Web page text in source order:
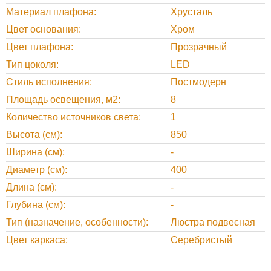
Материал плафона
Хрусталь
Цвет основания
Хром
Цвет плафона
Прозрачный
Тип цоколя
LED
Стиль исполнения
Постмодерн
Площадь освещения, м2
8
Количество источников света
1
Высота (см)
850
Ширина (см)
-
Диаметр (см)
400
Длина (см)
-
Глубина (см)
-
Тип (назначение, особенности)
Люстра подвесная
Цвет каркаса
Серебристый